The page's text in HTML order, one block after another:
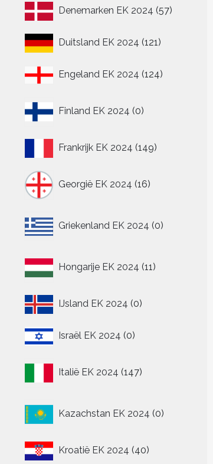
Denemarken EK 2024 5757
Duitsland EK 2024 121 121
Engeland EK 2024 124124
Finland EK 2024 0
producten
Frankrijk EK 2024 149149
Georgië EK 2024 16
producten
Griekenland EK 2024 0
producten
Hongarije EK 2024 11
producten
IJsland EK 2024 00
Israël EK 2024 00
Italië EK 2024 147
producten
Kazachstan EK 2024 0
producten
Kroatië EK 2024 4040